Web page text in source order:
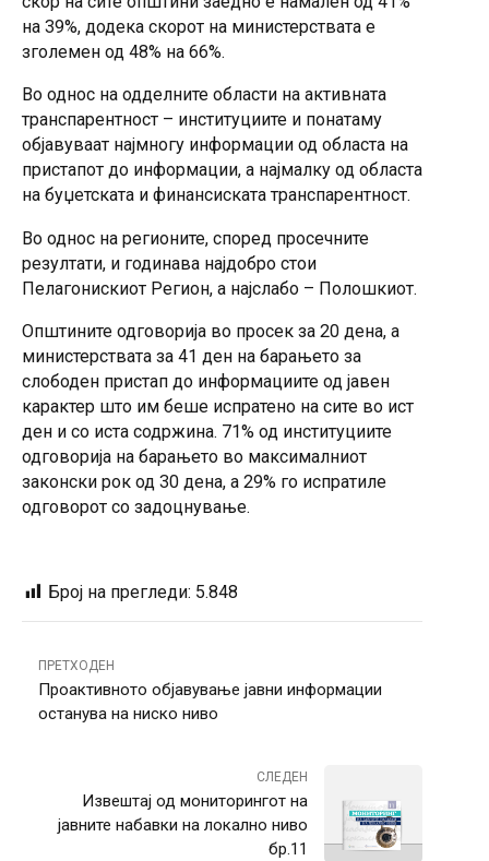
на 39%, додека скорот на министерствата е
зголемен од 48% на 66%.
Во однос на одделните области на активната
транспарентност – институциите и понатаму
објавуваат најмногу информации од областа на
пристапот до информации, а најмалку од областа
на буџетската и финансиската транспарентност.
Во однос на регионите, според просечните
резултати, и годинава најдобро стои
Пелагонискиот Регион, а најслабо – Полошкиот.
Општините одговорија во просек за 20 дена, а
министерствата за 41 ден на барањето за
слободен пристап до информациите од јавен
карактер што им беше испратено на сите во ист
ден и со иста содржина. 71% од институциите
одговорија на барањето во максималниот
законски рок од 30 дена, а 29% го испратиле
одговорот со задоцнување.
Број на прегледи: 5.848
ПРЕТХОДЕН
Проактивното објавување јавни информации
останува на ниско ниво
СЛЕДЕН
Извештај од мониторингот на
јавните набавки на локално ниво
бр.11